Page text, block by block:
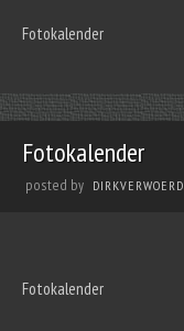
Fotokalender
Fotokalender
posted by DIRKVERWOERD
Fotokalender